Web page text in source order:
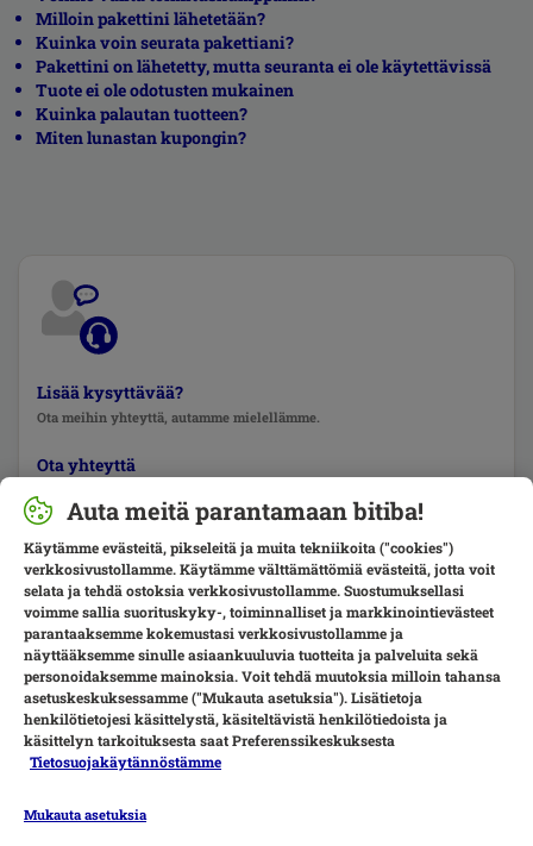
Milloin pakettini lähetetään?
Kuinka voin seurata pakettiani?
Pakettini on lähetetty, mutta seuranta ei ole käytettävissä
Tuote ei ole odotusten mukainen
Kuinka palautan tuotteen?
Miten lunastan kupongin?
Lisää kysyttävää?
Ota meihin yhteyttä, autamme mielellämme.
Ota yhteyttä
Auta meitä parantamaan bitiba!
Käytämme evästeitä, pikseleitä ja muita tekniikoita ("cookies")
verkkosivustollamme. Käytämme välttämättömiä evästeitä, jotta voit
selata ja tehdä ostoksia verkkosivustollamme. Suostumuksellasi
voimme sallia suorituskyky-, toiminnalliset ja markkinointievästeet
parantaaksemme kokemustasi verkkosivustollamme ja
näyttääksemme sinulle asiaankuuluvia tuotteita ja palveluita sekä
personoidaksemme mainoksia. Voit tehdä muutoksia milloin tahansa
asetuskeskuksessamme ("Mukauta asetuksia"). Lisätietoja
henkilötietojesi käsittelystä, käsiteltävistä henkilötiedoista ja
käsittelyn tarkoituksesta saat Preferenssikeskuksesta
Tietosuojakäytännöstämme
Mukauta asetuksia